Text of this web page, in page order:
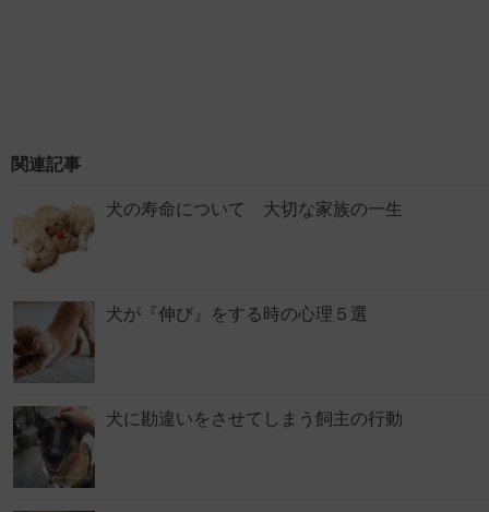
関連記事
犬の寿命について 大切な家族の一生
犬が『伸び』をする時の心理５選
犬に勘違いをさせてしまう飼主の行動